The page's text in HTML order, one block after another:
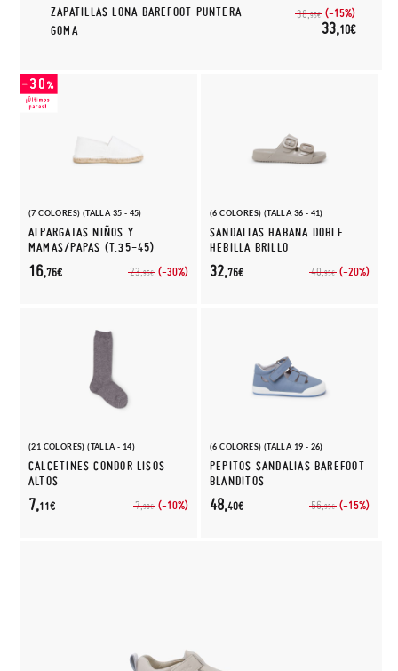
ZAPATILLAS LONA BAREFOOT PUNTERA
GOMA
38,95€ (-15%)
33,10€
(7 COLORES) (TALLA 35 - 45)
ALPARGATAS NIÑOS Y
MAMAS/PAPAS (T.35-45)
23,95€ (-30%)
16,76€
(6 COLORES) (TALLA 36 - 41)
SANDALIAS HABANA DOBLE
HEBILLA BRILLO
40,95€ (-20%)
32,76€
(21 COLORES) (TALLA - 14)
CALCETINES CONDOR LISOS
ALTOS
7,90€ (-10%)
7,11€
(6 COLORES) (TALLA 19 - 26)
PEPITOS SANDALIAS BAREFOOT
BLANDITOS
56,95€ (-15%)
48,40€